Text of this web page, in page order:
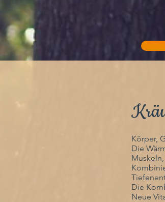
Körper,
Die
Die
Neue